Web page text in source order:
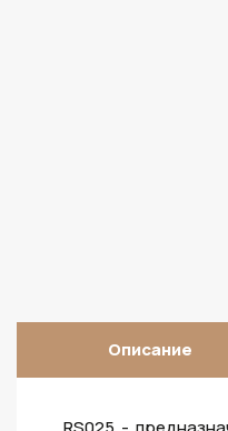
Описание